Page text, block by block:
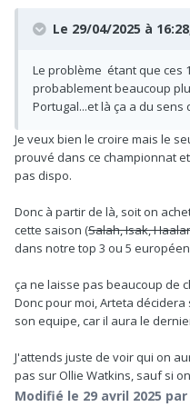
Le 29/04/2025 à
Le problème étant que ces
probablement beaucoup
Portugal...et là ça a du sens
Je veux bien le croire mais le
prouvé dans ce championnat
pas dispo.
Donc à partir de là, soit on
cette saison (Salah, Isak,
dans notre top 3 ou 5
ça ne laisse pas beaucoup de
Donc pour moi, Arteta
son equipe, car il aura le
J'attends juste de voir qui on
pas sur Ollie Watkins, sauf si
Modifié le 29 avril 2025